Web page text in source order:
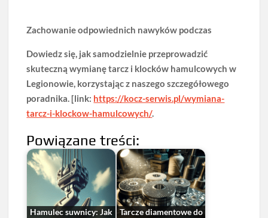
Zachowanie odpowiednich nawyków podczas
Dowiedz się, jak samodzielnie przeprowadzić
skuteczną wymianę tarcz i klocków hamulcowych w
Legionowie, korzystając z naszego szczegółowego
poradnika. [link: https://kocz-serwis.pl/wymiana-
tarcz-i-klockow-hamulcowych/.
Powiązane treści:
Hamulec suwnicy: Jak
Tarcze diamentowe do